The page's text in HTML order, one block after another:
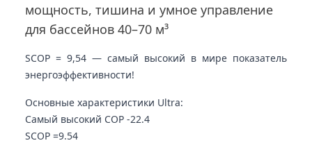
мощность, тишина и умное управление
для бассейнов 40–70 м³
SCOP = 9,54 — самый высокий в мире показатель
энергоэффективности!
Основные характеристики Ultra:
Самый высокий COP -22.4
SCOP =9.54